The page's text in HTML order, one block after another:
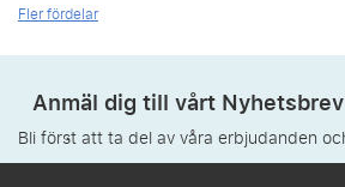
Fler fördelar
Anmäl dig till vårt Nyhetsbrev
Bli först att ta del av våra erbjudanden